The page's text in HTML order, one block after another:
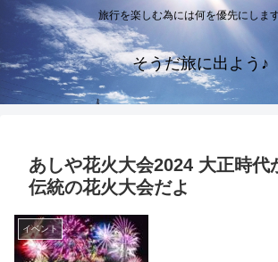
旅行を楽しむ為には何を優先にしま
そうだ旅に出よう♪
あしや花火大会2024 大正時代
伝統の花火大会だよ
イベント